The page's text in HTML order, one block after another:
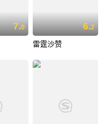
7.0 6.2
雷霆沙赞